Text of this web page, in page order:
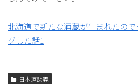
北海道で新たな酒蔵が生まれたの
グした話1
日本酒談義